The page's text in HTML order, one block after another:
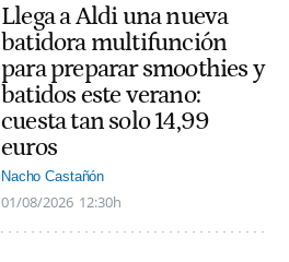
Llega a Aldi una nueva
batidora multifunción
para preparar smoothies y
batidos este verano:
cuesta tan solo 14,99
euros
Nacho Castañón
01/08/2026 12:30h